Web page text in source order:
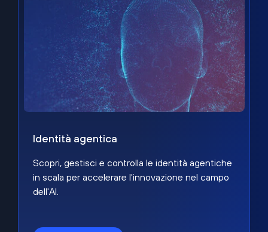
Identità agentica
Scopri, gestisci e controlla le identità agentiche
in scala per accelerare l'innovazione nel campo
dell'AI.